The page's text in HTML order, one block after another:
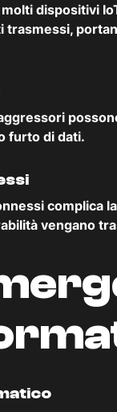
dispositivi
furto di dati.
complica
vengano